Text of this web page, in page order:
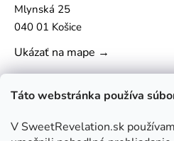
Táto webstránka používa
V SweetRevelation.sk
Mlynská 25
040 01 Košice
Ukázať na mape →